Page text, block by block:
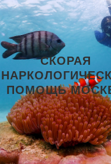
СКОРАЯ
ПОМОЩЬ